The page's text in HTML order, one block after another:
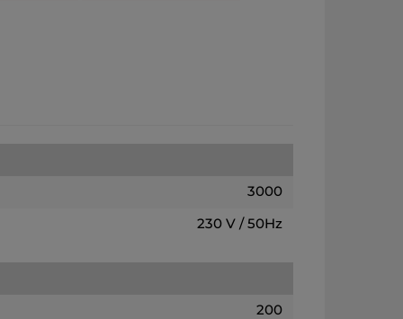
3000
230 V / 50Hz
200